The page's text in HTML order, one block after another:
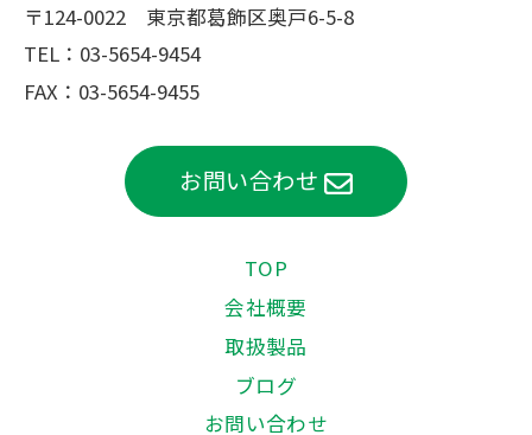
〒124-0022 東京都葛飾区奥戸6-5-8
TEL： 03-5654-9454
FAX：03-5654-9455
お問い合わせ
TOP
会社概要
取扱製品
ブログ
お問い合わせ